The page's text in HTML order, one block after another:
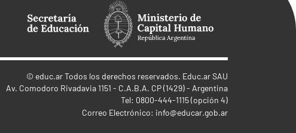
© educ.arTodos los derechos reservados. Educ.ar SAU
Av. Comodoro Rivadavia 1151 - C.A.B.A. CP (1429) - Argentina
Tel: 0800-444-1115 (opción 4)
Correo Electrónico: info@educar.gob.ar